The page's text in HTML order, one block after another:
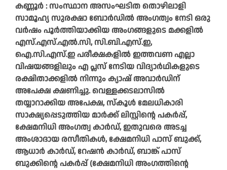
കണ്ണൂർ : സംസ്ഥാന അസംഘടിത തൊഴിലാളി
സാമൂഹ്യ സുരക്ഷാ ബോർഡിൽ അംഗത്വം നേടി ഒരു
വർഷം പൂർത്തിയാക്കിയ അംഗങ്ങളുടെ മക്കളിൽ
എസ്.എസ്.എൽ.സി, സി.ബി.എസ്.ഇ,
ഐ.സി.എസ്.ഇ പരീക്ഷകളിൽ ഇത്തവണ എല്ലാ
വിഷയങ്ങളിലും എ പ്ലസ് നേടിയ വിദ്യാർഥികളുടെ
രക്ഷിതാക്കളിൽ നിന്നും ക്യാഷ് അവാർഡിന്
അപേക്ഷ ക്ഷണിച്ചു. വെള്ളക്കടലാസിൽ
തയ്യാറാക്കിയ അപേക്ഷ, സ്‌കൂൾ മേലധികാരി
സാക്ഷ്യപ്പെടുത്തിയ മാർക്ക് ലിസ്റ്റിന്റെ പകർപ്പ്,
ക്ഷേമനിധി അംഗത്വ കാർഡ്, ഇതുവരെ അടച്ച
അംശാദായ രസീതികൾ, ക്ഷേമനിധി പാസ് ബുക്ക്,
ആധാർ കാർഡ്, റേഷൻ കാർഡ്, ബാങ്ക് പാസ്
ബുക്കിന്റെ പകർപ്പ് (ക്ഷേമനിധി അംഗത്തിന്റെ